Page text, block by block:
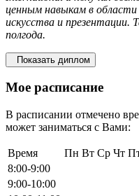
ценным навыкам в области
искусства и презентации.
полгода.
Показать диплом
Мое расписание
В расписании отмечено
может заниматься с Вами:
Время Пн Вт Ср Чт
8:00-9:00
9:00-10:00